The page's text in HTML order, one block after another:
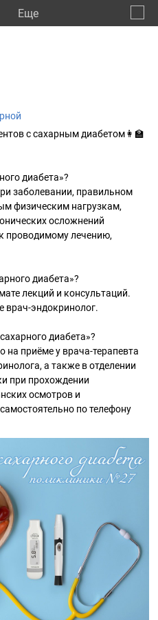
Eще
с сахарным диабетом👩‍🏫
диабета»?
заболевании, правильном
физическим нагрузкам,
осложнений
проводимому лечению,
диабета»?
лекций и консультаций.
врач-эндокринолог.
диабета»?
приёме у врача-терапевта
а также в отделении
при прохождении
осмотров и
по телефону